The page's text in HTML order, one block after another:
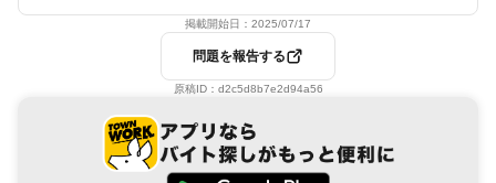
掲載開始日： 2025/07/17
問題を報告する
原稿ID： d2c5d8b7e2d94a56